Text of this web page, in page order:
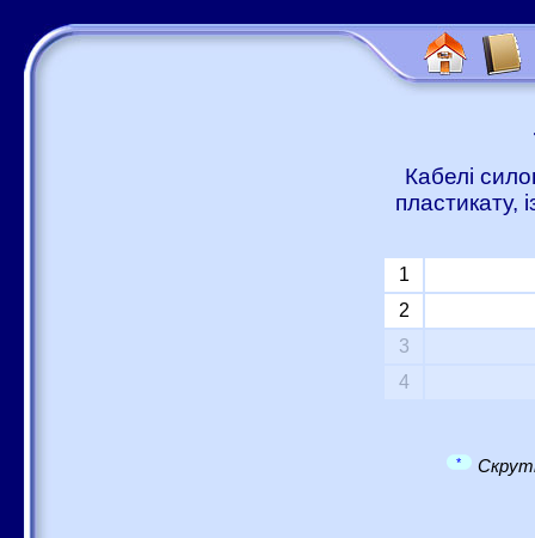
Кабелі
пластикату,
1
2
3
4
*